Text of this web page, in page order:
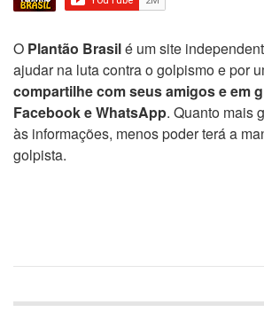
O Plantão Brasilé um site
ajudar na luta contra o golpismo e por
compartilhe com seus amigos e em
Facebook e WhatsApp. Quanto mais
às informações, menos poder terá a
golpista.